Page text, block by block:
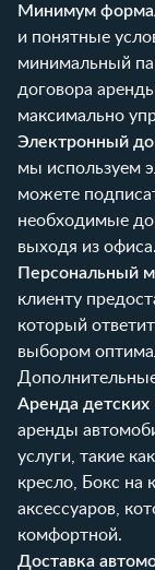
Минимум
и понятные
минимальный
договора
максимально
Электронный
мы используем
можете
необходимые
выходя из офиса.
Персональный
клиенту
который
выбором
Аренда детских
аренды
услуги , такие
кресло
Бокс на
аксессуаров,
комфортной.
Доставка